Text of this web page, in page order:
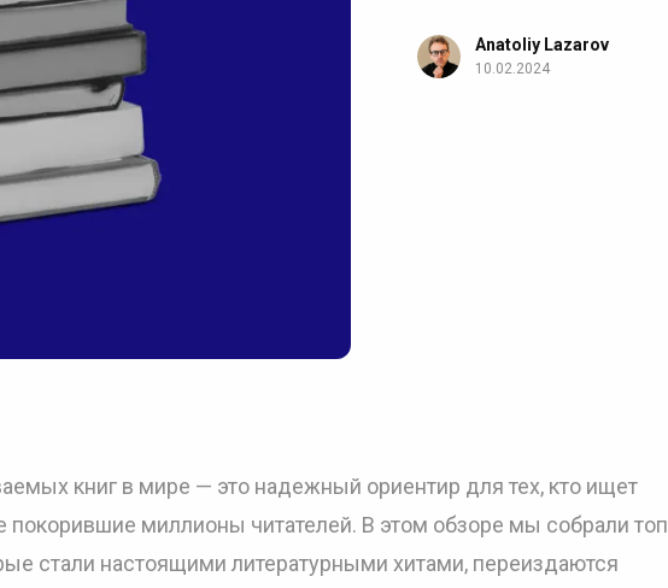
Anatoliy Lazarov
10.02.2024
книг в мире — это надежный ориентир для тех, кто ищет
миллионы читателей. В этом обзоре мы собрали топ
стали настоящими литературными хитами, переиздаются